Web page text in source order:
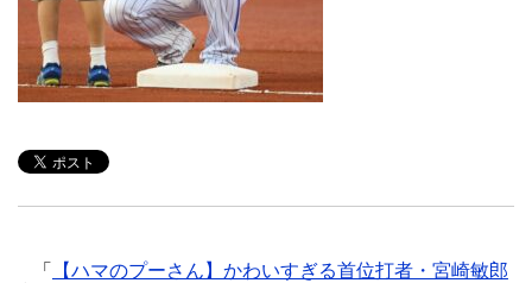
「
【ハマのプーさん】かわいすぎる首位打者・宮崎敏郎